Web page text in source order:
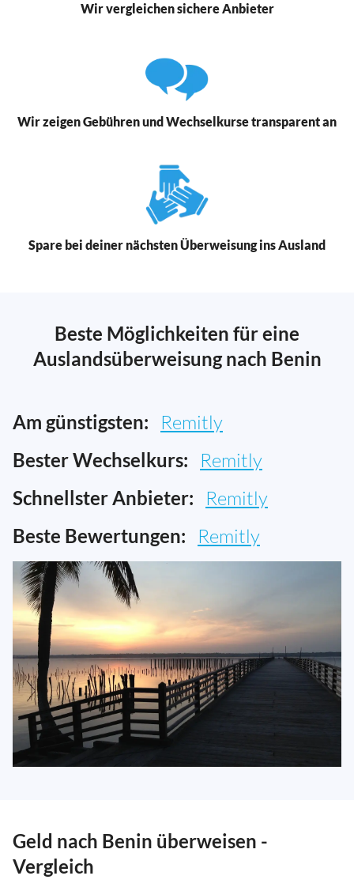
Wir vergleichen sichere Anbieter
Wir zeigen Gebühren und Wechselkurse transparent an
Spare bei deiner nächsten Überweisung ins Ausland
Beste Möglichkeiten für eine
Auslandsüberweisung nach Benin
Am günstigsten: Remitly
Bester Wechselkurs: Remitly
Schnellster Anbieter: Remitly
Beste Bewertungen: Remitly
Geld nach Benin überweisen -
Vergleich